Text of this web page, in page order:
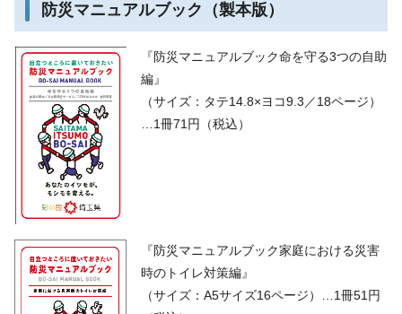
防災マニュアルブック（製本版）
『防災マニュアルブック命を守る3つの自助
編』
（サイズ：タテ14.8×ヨコ9.3／18ページ）
…1冊71円（税込）
『防災マニュアルブック家庭における災害
時のトイレ対策編』
（サイズ：A5サイズ16ページ）…1冊51円